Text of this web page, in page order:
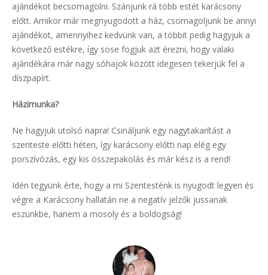
ajándékot becsomagolni. Szánjunk rá több estét karácsony
előtt. Amikor már megnyugodott a ház, csomagoljunk be annyi
ajándékot, amennyihez kedvünk van, a többit pedig hagyjuk a
következő estékre, így sose fogjuk azt érezni, hogy valaki
ajándékára már nagy sóhajok között idegesen tekerjük fel a
díszpapírt.
Házimunka?
Ne hagyjuk utolsó napra! Csináljunk egy nagytakarítást a
szenteste előtti héten, így karácsony előtti nap elég egy
porszívózás, egy kis összepakolás és már kész is a rend!
Idén tegyünk érte, hogy a mi Szentesténk is nyugodt legyen és
végre a Karácsony hallatán ne a negatív jelzők jussanak
eszünkbe, hanem a mosoly és a boldogság!